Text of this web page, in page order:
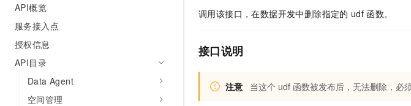
API概览
服务接入点
授权信息
API目录
Data Agent
空间管理
调用该接口，在数据开发中删除指定的 udf 函数。
接口说明
注意 当这个 udf 函数被发布后，无法删除，必